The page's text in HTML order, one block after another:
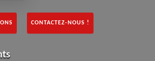
CONTACTEZ-NOUS !